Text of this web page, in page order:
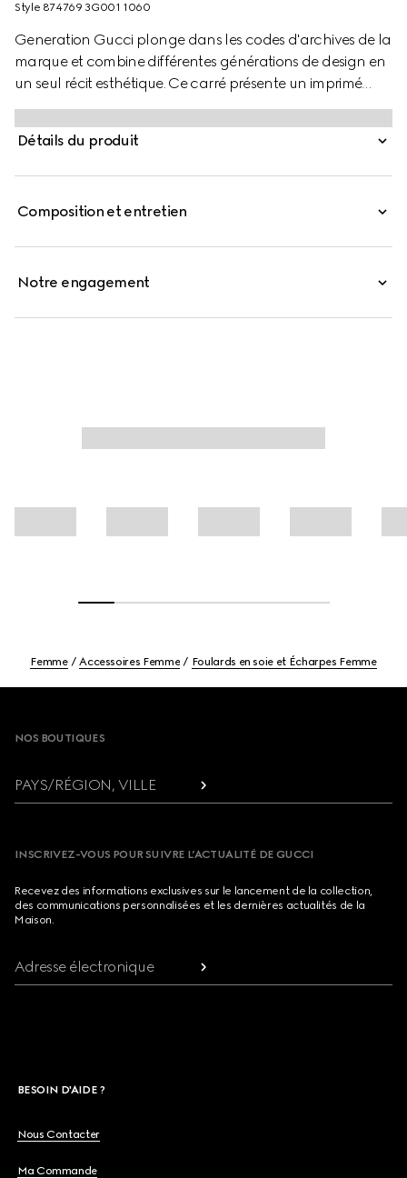
Style ‎874769 3G001 1060
Generation Gucci plonge dans les codes d'archives de la
marque et combine différentes générations de design en
un seul récit esthétique. Ce carré présente un imprimé
Gucci Flora intégral avec une bordure ton sur ton.
Détails du produit
Composition et entretien
Notre engagement
Femme Accessoires Femme Foulards en soie et Écharpes Femme
NOS BOUTIQUES
PAYS/RÉGION, VILLE
INSCRIVEZ-VOUS POUR SUIVRE L’ACTUALITÉ DE GUCCI
Recevez des informations exclusives sur le lancement de la collection,
des communications personnalisées et les dernières actualités de la
Maison.
Adresse électronique
BESOIN D'AIDE ?
Nous Contacter
Ma Commande